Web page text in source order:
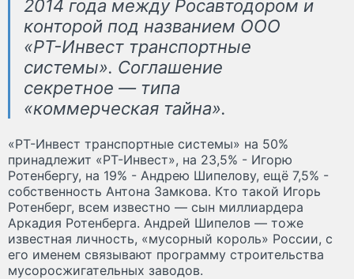
2014 года между Росавтодором и
конторой под названием ООО
«РТ-Инвест транспортные
системы». Соглашение
секретное — типа
«коммерческая тайна».
«РТ-Инвест транспортные системы» на 50%
принадлежит «РТ-Инвест», на 23,5% - Игорю
Ротенбергу, на 19% - Андрею Шипелову, ещё 7,5% -
собственность Антона Замкова. Кто такой Игорь
Ротенберг, всем известно — сын миллиардера
Аркадия Ротенберга. Андрей Шипелов — тоже
известная личность, «мусорный король» России, с
его именем связывают программу строительства
мусоросжигательных заводов.